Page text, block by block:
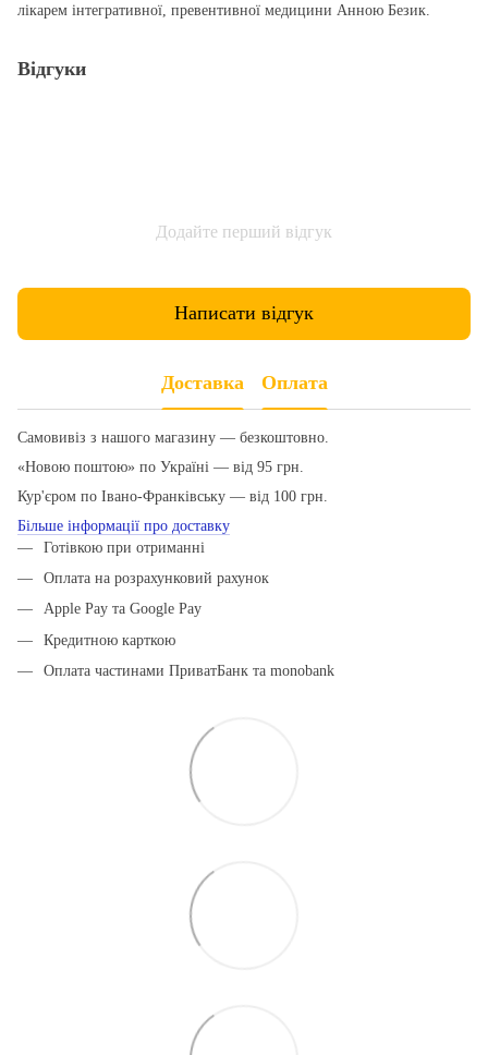
лікарем інтегративної, превентивної медицини Анною Безик.
Відгуки
Додайте перший відгук
Написати відгук
Доставка Оплата
Самовивіз з нашого магазину — безкоштовно.
«Новою поштою» по Україні — від 95 грн.
Кур'єром по Івано-Франківську — від 100 грн.
Більше інформації про доставку
Готівкою при отриманні
Оплата на розрахунковий рахунок
Apple Pay та Google Pay
Кредитною карткою
Оплата частинами ПриватБанк та monobank